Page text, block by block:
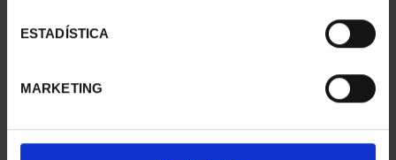
ESTADÍSTICA
MARKETING